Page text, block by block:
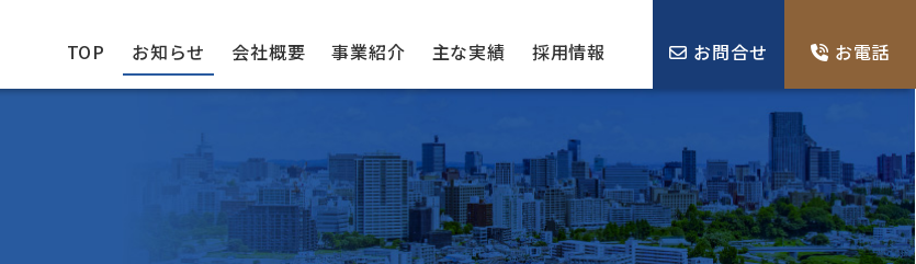
TOP お知らせ 会社概要 事業紹介 主な実績 採用情報 お問合せ お電話